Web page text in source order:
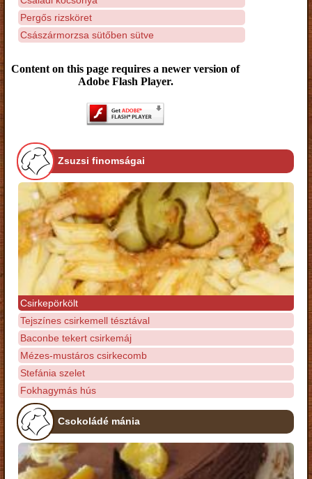
Pergős rizsköret
Császármorzsa sütőben sütve
Content on this page requires a newer version of
Adobe Flash Player.
Zsuzsi finomságai
Csirkepörkölt
Tejszínes csirkemell tésztával
Baconbe tekert csirkemáj
Mézes-mustáros csirkecomb
Stefánia szelet
Fokhagymás hús
Csokoládé mánia